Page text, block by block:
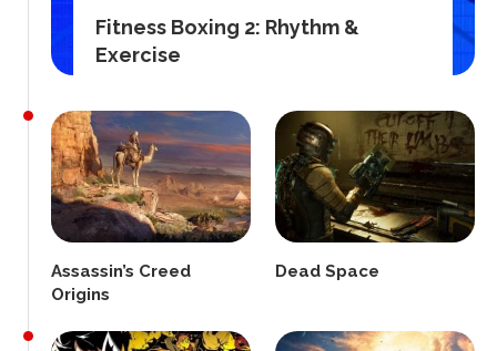
Fitness Boxing 2: Rhythm &
Exercise
Assassin’s Creed
Origins
Dead Space